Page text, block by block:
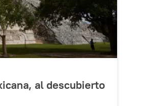
al descubierto